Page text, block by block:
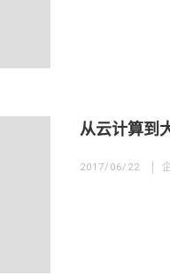
从云计算到
2017/06/22